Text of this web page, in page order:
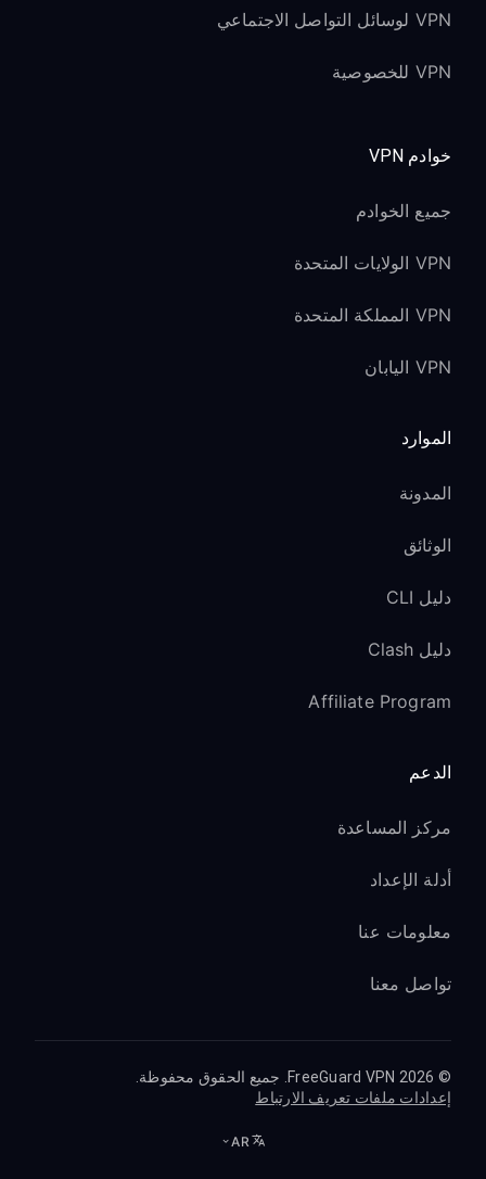
VPN لوسائل التواصل الاجتماعي
VPN للخصوصية
خوادم VPN
جميع الخوادم
VPN الولايات المتحدة
VPN المملكة المتحدة
VPN اليابان
الموارد
المدونة
الوثائق
دليل CLI
دليل Clash
Affiliate Program
الدعم
مركز المساعدة
أدلة الإعداد
معلومات عنا
تواصل معنا
© 2026 FreeGuard VPN. جميع الحقوق محفوظة.
إعدادات ملفات تعريف الارتباط
AR